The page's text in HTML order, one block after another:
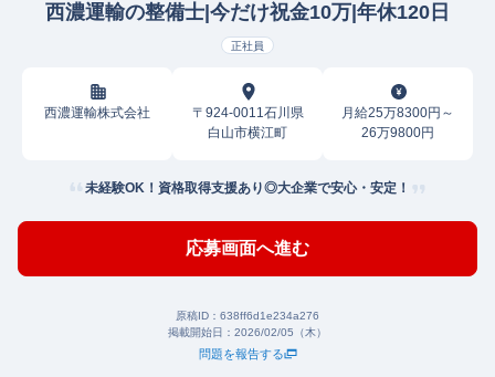
西濃運輸の整備士|今だけ祝金10万|年休120日
正社員
西濃運輸株式会社
〒924-0011石川県
白山市横江町
月給25万8300円～
26万9800円
未経験OK！資格取得支援あり◎大企業で安心・安定！
応募画面へ進む
原稿ID： 638ff6d1e234a276
掲載開始日： 2026/02/05（木）
問題を報告する